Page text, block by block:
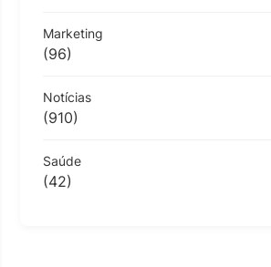
Marketing
(96)
Notícias
(910)
Saúde
(42)